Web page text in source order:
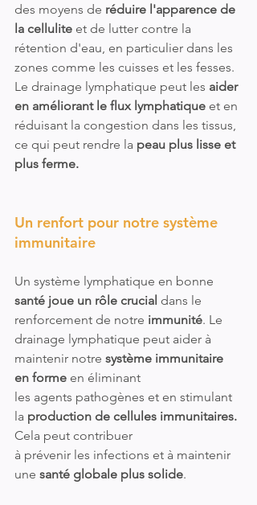
des moyens de réduire l'apparence de
la cellulite et de lutter contre la
rétention d'eau, en particulier dans les
zones comme les cuisses et les fesses.
Le drainage lymphatique peut les aider
en améliorant le flux lymphatique et en
réduisant la congestion dans les tissus,
ce qui peut rendre la peau plus lisse et
plus ferme.
Un renfort pour notre système
immunitaire
Un système lymphatique en bonne
santé joue un rôle crucial dans le
renforcement de notre immunité. Le
drainage lymphatique peut aider à
maintenir notre système immunitaire
en forme en éliminant
les agents pathogènes et en stimulant
la production de cellules immunitaires.
Cela peut contribuer
à prévenir les infections et à maintenir
une santé globale plus solide.